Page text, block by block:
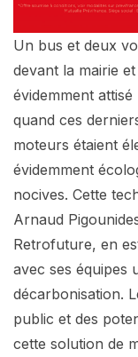
Un bus et deux
devant la mairie
évidemment
quand ces
moteurs étaient
évidemment
nocives. Cette
Arnaud
Retrofuture, en
avec ses équipes
décarbonisation.
public et des
cette solution de